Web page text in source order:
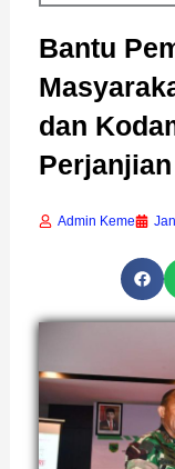
Bantu
dan
Admin Keme